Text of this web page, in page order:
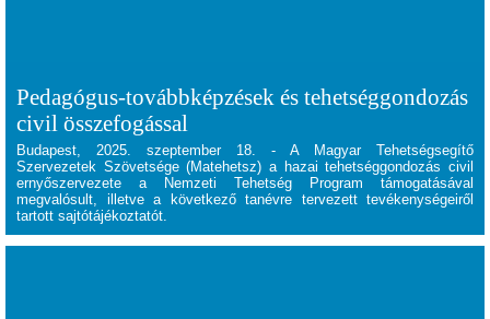
Pedagógus-továbbképzések és tehetséggondozás
civil összefogással
Budapest, 2025. szeptember 18. - A Magyar Tehetségsegítő
Szervezetek Szövetsége (Matehetsz) a hazai tehetséggondozás civil
ernyőszervezete a Nemzeti Tehetség Program támogatásával
megvalósult, illetve a következő tanévre tervezett tevékenységeiről
tartott sajtótájékoztatót.